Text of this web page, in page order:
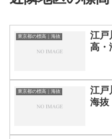
東京都の標高｜海抜
江戸
高・
東京都の標高｜海抜
江戸
海抜